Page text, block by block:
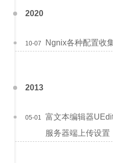
2020
Ngnix各种配置收
10-07
2013
富文本编辑器
服务器端上传设置
05-01